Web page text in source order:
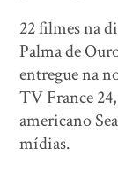
22 filmes na
Palma de
entregue na
TV France
americano
mídias.